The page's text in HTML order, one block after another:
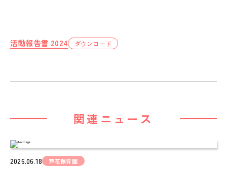
活動報告書 2024 ダウンロード
関連ニュース
2026.06.18 芦花保育園